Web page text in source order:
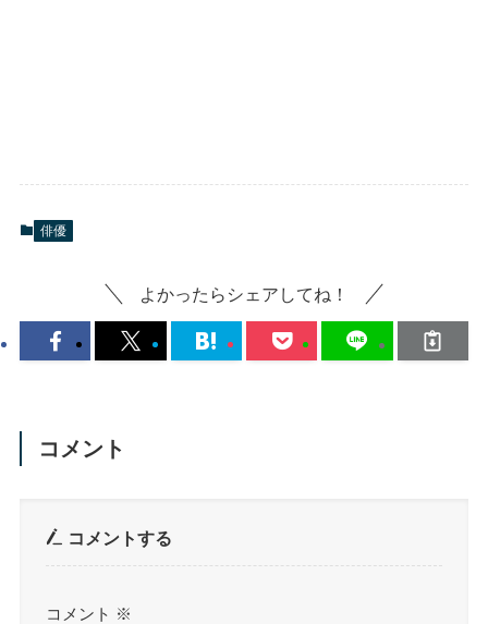
俳優
よかったらシェアしてね！
コメント
コメントする
コメント ※